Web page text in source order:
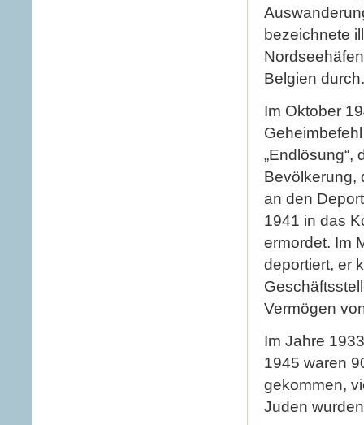
bezeichnete
Belgien durch.
Im Oktober
„Endlösung“,
Bevölkerung,
an den
1941 in das
ermordet. Im
deportiert, er
Vermögen
Im Jahre
1945 waren
gekommen,
Juden